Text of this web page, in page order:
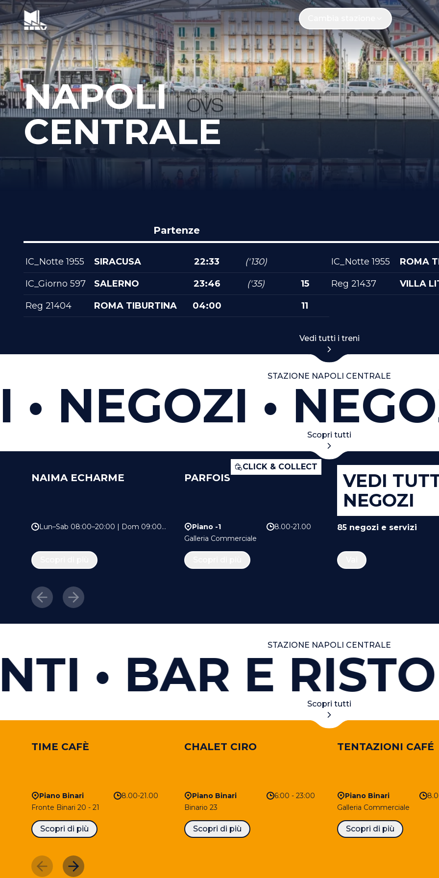
NAPOLI
CENTRALE
Partenze
IC_Notte 1955 SIRACUSA 22:33 ('130)
IC_Giorno 597 SALERNO 23:46 ('35) 15
Reg 21404 ROMA TIBURTINA 04:00 11
IC_Notte 1955 ROMA
Reg 21437 VILLA
Vedi tutti i treni
STAZIONE NAPOLI CENTRALE
NEGOZI
Scopri tutti
NAIMA ECHARME
Lun–Sab 08:00–20:00 | Dom 09:00–
CLICK & COLLECT
PARFOIS
Piano -1
8.00-21.00
Galleria Commerciale
VEDI
NEGOZI
85 negozi e servizi
STAZIONE NAPOLI CENTRALE
BAR E
Scopri tutti
TIME CAFÈ
Piano Binari
8.00-21.00
Fronte Binari 20 - 21
Scopri di più
CHALET CIRO
Piano Binari
6:00 - 23:00
Binario 23
Scopri di più
TENTAZIONI CAFÉ
Piano Binari
Galleria Commerciale
Scopri di più